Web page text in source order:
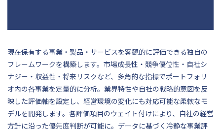
現在保有する事業・製品・サービスを客観的に評価できる独自の
フレームワークを構築します。市場成長性・競争優位性・自社シ
ナジー・収益性・将来リスクなど、多角的な指標でポートフォリ
オ内の各事業を定量的に分析。業界特性や自社の戦略的意図を反
映した評価軸を設定し、経営環境の変化にも対応可能な柔軟なモ
デルを開発します。各評価項目のウェイト付けにより、自社の経営
方針に沿った優先度判断が可能に。データに基づく冷静な事業評